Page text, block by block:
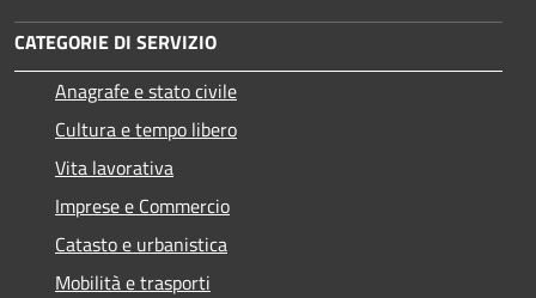
CATEGORIE DI SERVIZIO
Anagrafe e stato civile
Cultura e tempo libero
Vita lavorativa
Imprese e Commercio
Catasto e urbanistica
Mobilità e trasporti